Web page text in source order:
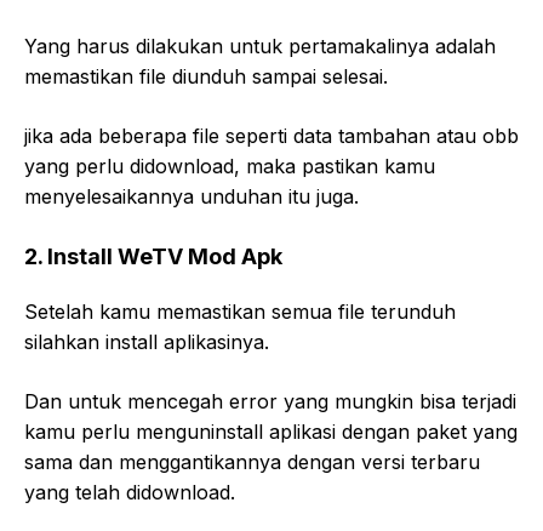
Yang harus dilakukan untuk pertamakalinya adalah
memastikan file diunduh sampai selesai.
jika ada beberapa file seperti data tambahan atau obb
yang perlu didownload, maka pastikan kamu
menyelesaikannya unduhan itu juga.
2. Install WeTV Mod Apk
Setelah kamu memastikan semua file terunduh
silahkan install aplikasinya.
Dan untuk mencegah error yang mungkin bisa terjadi
kamu perlu menguninstall aplikasi dengan paket yang
sama dan menggantikannya dengan versi terbaru
yang telah didownload.